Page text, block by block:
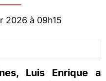
2026 à 09h15
Luis Enrique a